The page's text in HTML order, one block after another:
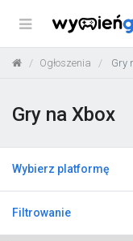
Menu
Ogłoszenia Gry
Gry na Xbox
Wybierz platformę
Filtrowanie